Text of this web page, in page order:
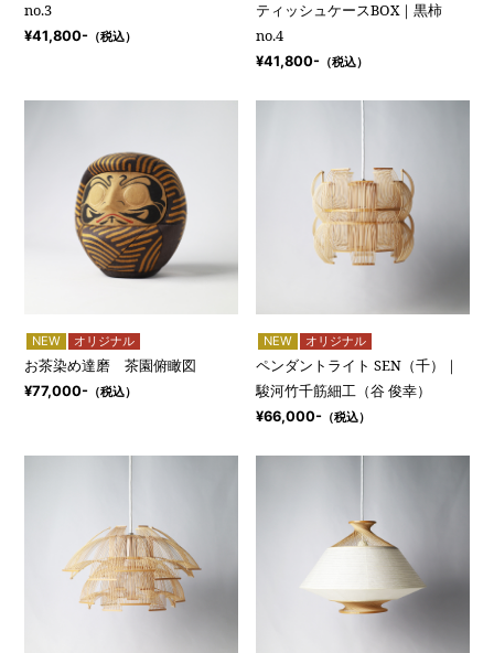
no.3
¥41,800- （税込）
ティッシュケースBOX｜黒柿
no.4
¥41,800- （税込）
NEW オリジナル
お茶染め達磨 茶園俯瞰図
¥77,000- （税込）
NEW オリジナル
ペンダントライト SEN（千）｜
駿河竹千筋細工（谷 俊幸）
¥66,000- （税込）